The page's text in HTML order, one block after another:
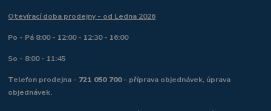
Otevírací doba prodejny - od Ledna 2026
Po - Pá 8:00 - 12:00 - 12:30 - 16:00
So - 8:00 - 11:45
Telefon prodejna - 721 050 700- příprava objednávek, úprava
objednávek.